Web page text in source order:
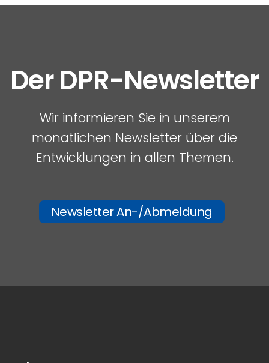
Der DPR-Newsletter
Wir informieren Sie in unserem
monatlichen Newsletter über die
Entwicklungen in allen Themen.
Newsletter An-/Abmeldung